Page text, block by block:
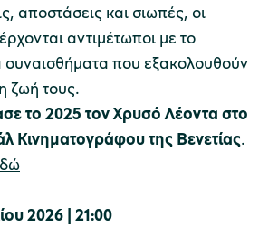
αποστάσεις και σιωπές, οι
αντιμέτωποι με το
συναισθήματα που εξακολουθούν
ζωή τους.
το 2025 τον Χρυσό Λέοντα στο
Κινηματογράφου της Βενετίας.
2026 | 21:00